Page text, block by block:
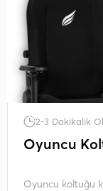
2-3 Dakikalık
Oyuncu
Oyuncu koltuğu